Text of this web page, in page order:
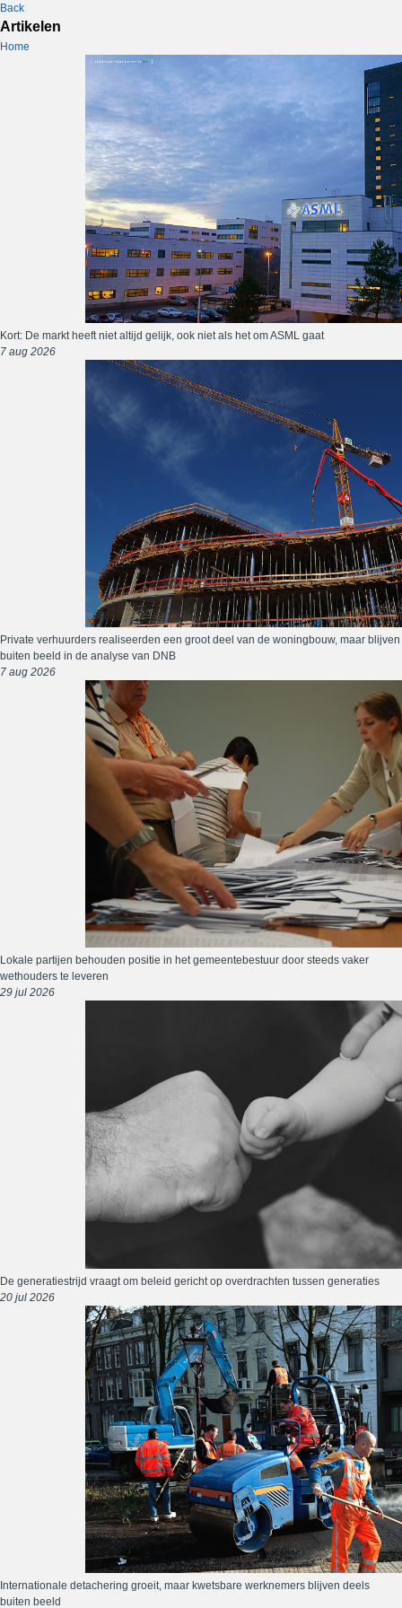
Back
Artikelen
Home
Kort: De markt heeft niet altijd gelijk, ook niet als het om ASML gaat
7 aug 2026
Private verhuurders realiseerden een groot deel van de woningbouw, maar blijven
buiten beeld in de analyse van DNB
7 aug 2026
Lokale partijen behouden positie in het gemeentebestuur door steeds vaker
wethouders te leveren
29 jul 2026
De generatiestrijd vraagt om beleid gericht op overdrachten tussen generaties
20 jul 2026
Internationale detachering groeit, maar kwetsbare werknemers blijven deels
buiten beeld